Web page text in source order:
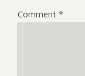
Comment *